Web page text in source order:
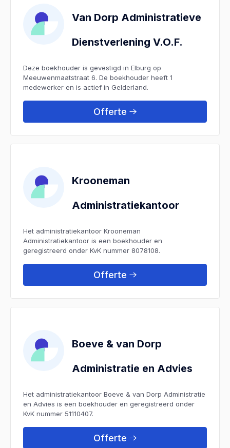
Van Dorp Administratieve
Dienstverlening V.O.F.
Deze boekhouder is gevestigd in Elburg op
Meeuwenmaatstraat 6. De boekhouder heeft 1
medewerker en is actief in Gelderland.
Offerte
Krooneman
Administratiekantoor
Het administratiekantoor Krooneman
Administratiekantoor is een boekhouder en
geregistreerd onder KvK nummer 8078108.
Offerte
Boeve & van Dorp
Administratie en Advies
Het administratiekantoor Boeve & van Dorp Administratie
en Advies is een boekhouder en geregistreerd onder
KvK nummer 51110407.
Offerte